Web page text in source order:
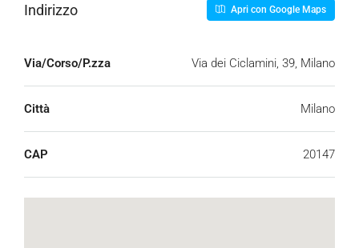
Indirizzo Apri con Google Maps
Via/Corso/P.zza Via dei Ciclamini, 39, Milano
Città Milano
CAP 20147